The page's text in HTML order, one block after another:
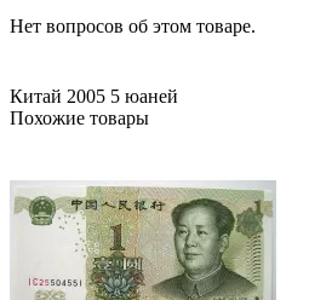
Нет вопросов об этом товаре.
Китай 2005 5 юаней
Похожие товары